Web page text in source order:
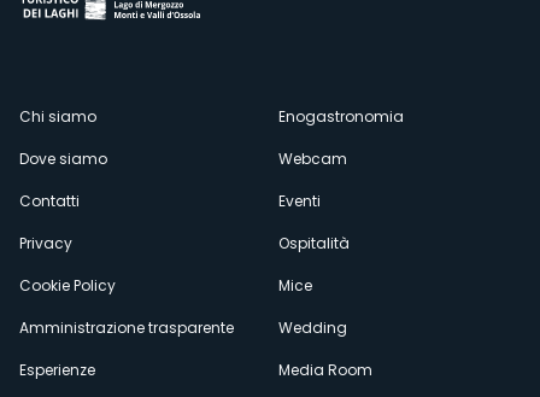
Menù
secondario
Chi siamo
Dove siamo
Contatti
Privacy
Cookie Policy
Amministrazione trasparente
Esperienze
Enogastronomia
Webcam
Eventi
Ospitalità
Mice
Wedding
Media Room